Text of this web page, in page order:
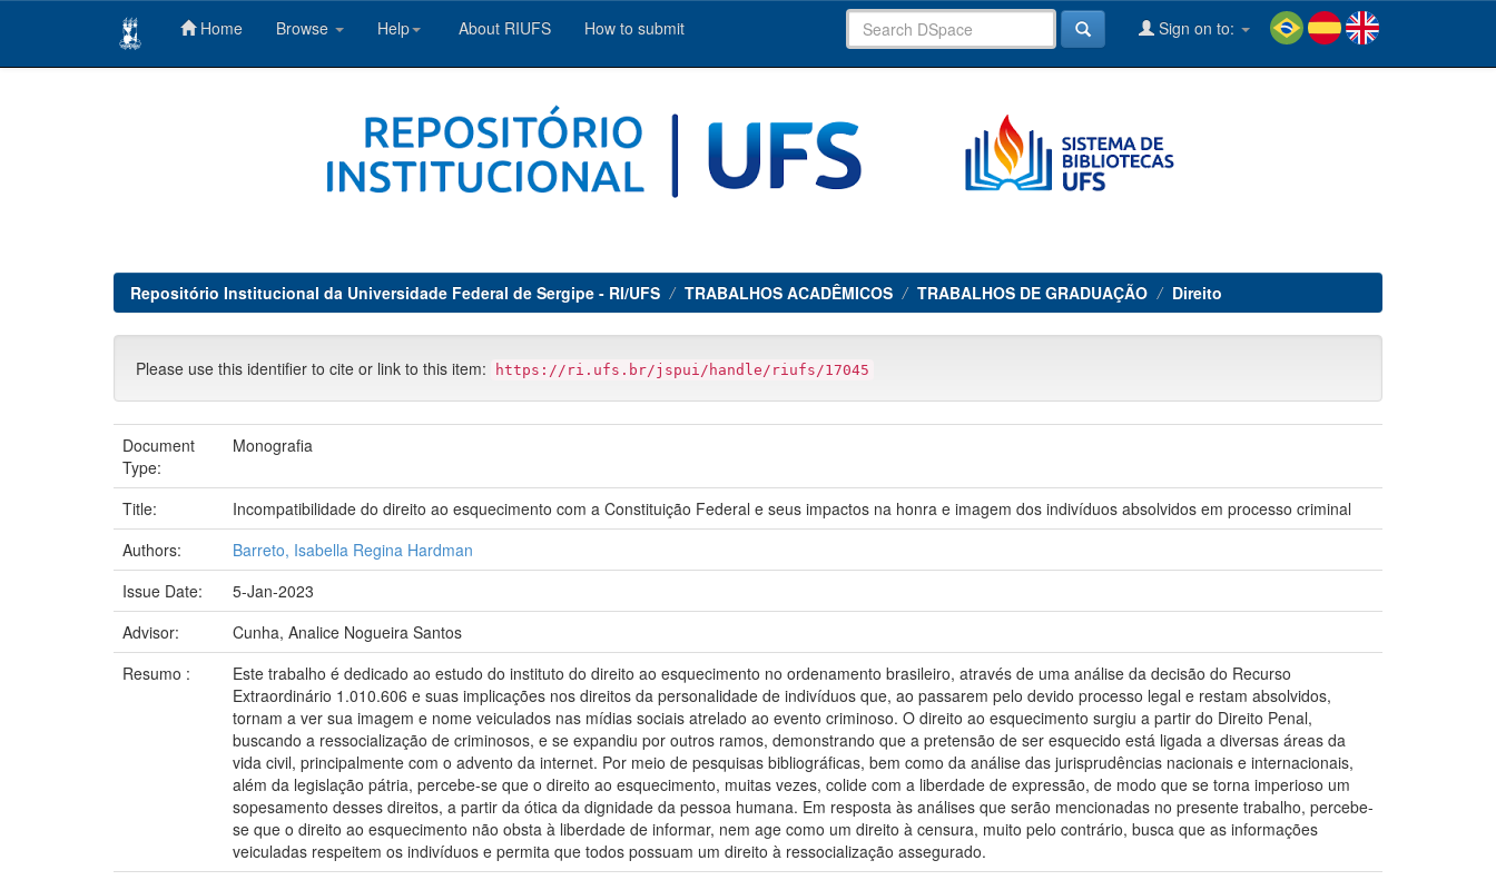
Home Browse Help About RIUFS How to submit Sign on to:
Repositório Institucional da Universidade Federal de Sergipe - RI/UFS TRABALHOS ACADÊMICOS TRABALHOS DE GRADUAÇÃO Direito
Please use this identifier to cite or link to this item: https://ri.ufs.br/jspui/handle/riufs/17045
Document
Type:
Monografia
Title:
Incompatibilidade do direito ao esquecimento com a Constituição Federal e seus impactos na honra e imagem dos indivíduos absolvidos em processo criminal
Authors:
Barreto, Isabella Regina Hardman
Issue Date:
5-Jan-2023
Advisor:
Cunha, Analice Nogueira Santos
Resumo :
Este trabalho é dedicado ao estudo do instituto do direito ao esquecimento no ordenamento brasileiro, através de uma análise da decisão do Recurso
Extraordinário 1.010.606 e suas implicações nos direitos da personalidade de indivíduos que, ao passarem pelo devido processo legal e restam absolvidos,
tornam a ver sua imagem e nome veiculados nas mídias sociais atrelado ao evento criminoso. O direito ao esquecimento surgiu a partir do Direito Penal,
buscando a ressocialização de criminosos, e se expandiu por outros ramos, demonstrando que a pretensão de ser esquecido está ligada a diversas áreas da
vida civil, principalmente com o advento da internet. Por meio de pesquisas bibliográficas, bem como da análise das jurisprudências nacionais e internacionais,
além da legislação pátria, percebe-se que o direito ao esquecimento, muitas vezes, colide com a liberdade de expressão, de modo que se torna imperioso um
sopesamento desses direitos, a partir da ótica da dignidade da pessoa humana. Em resposta às análises que serão mencionadas no presente trabalho, percebe-
se que o direito ao esquecimento não obsta à liberdade de informar, nem age como um direito à censura, muito pelo contrário, busca que as informações
veiculadas respeitem os indivíduos e permita que todos possuam um direito à ressocialização assegurado.